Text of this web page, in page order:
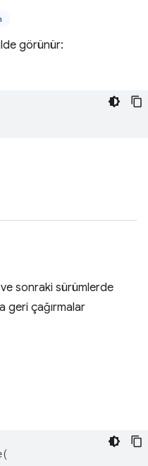
görünür:
sonraki sürümlerde
geri çağırmalar
(